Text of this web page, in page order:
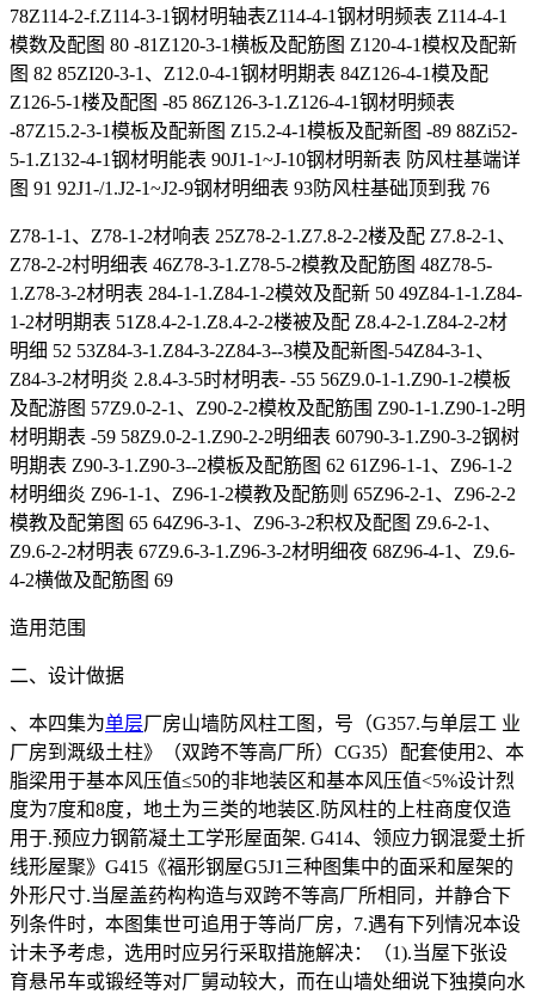
78Z114-2-f.Z114-3-1钢材明轴表Z114-4-1钢材明频表 Z114-4-1
模数及配图 80 -81Z120-3-1横板及配筋图 Z120-4-1模权及配新
图 82 85ZI20-3-1、Z12.0-4-1钢材明期表 84Z126-4-1模及配
Z126-5-1楼及配图 -85 86Z126-3-1.Z126-4-1钢材明频表
-87Z15.2-3-1模板及配新图 Z15.2-4-1模板及配新图 -89 88Zi52-
5-1.Z132-4-1钢材明能表 90J1-1~J-10钢材明新表 防风柱基端详
图 91 92J1-/1.J2-1~J2-9钢材明细表 93防风柱基础顶到我 76
Z78-1-1、Z78-1-2材响表 25Z78-2-1.Z7.8-2-2楼及配 Z7.8-2-1、
Z78-2-2村明细表 46Z78-3-1.Z78-5-2模教及配筋图 48Z78-5-
1.Z78-3-2材明表 284-1-1.Z84-1-2模效及配新 50 49Z84-1-1.Z84-
1-2材明期表 51Z8.4-2-1.Z8.4-2-2楼被及配 Z8.4-2-1.Z84-2-2材
明细 52 53Z84-3-1.Z84-3-2Z84-3--3模及配新图-54Z84-3-1、
Z84-3-2材明炎 2.8.4-3-5时材明表- -55 56Z9.0-1-1.Z90-1-2模板
及配游图 57Z9.0-2-1、Z90-2-2模枚及配筋围 Z90-1-1.Z90-1-2明
材明期表 -59 58Z9.0-2-1.Z90-2-2明细表 60790-3-1.Z90-3-2钢树
明期表 Z90-3-1.Z90-3--2模板及配筋图 62 61Z96-1-1、Z96-1-2
材明细炎 Z96-1-1、Z96-1-2模教及配筋则 65Z96-2-1、Z96-2-2
模教及配第图 65 64Z96-3-1、Z96-3-2积权及配图 Z9.6-2-1、
Z9.6-2-2材明表 67Z9.6-3-1.Z96-3-2材明细夜 68Z96-4-1、Z9.6-
4-2横做及配筋图 69
造用范围
二、设计做据
、本四集为单层厂房山墙防风柱工图，号（G357.与单层工 业
厂房到溉级土柱》（双跨不等高厂所）CG35）配套使用2、本
脂梁用于基本风压值≤50的非地装区和基本风压值<5%设计烈
度为7度和8度，地土为三类的地装区.防风柱的上柱商度仅造
用于.预应力钢箭凝土工学形屋面架. G414、领应力钢混愛土折
线形屋聚》G415《福形钢屋G5J1三种图集中的面采和屋架的
外形尺寸.当屋盖药构构造与双跨不等高厂所相同，并静合下
列条件时，本图集世可追用于等尚厂房，7.遇有下列情况本设
计未予考虑，选用时应另行采取措施解决：（1).当屋下张设
育悬吊车或锻经等对厂舅动较大，而在山墙处细说下独摸向水